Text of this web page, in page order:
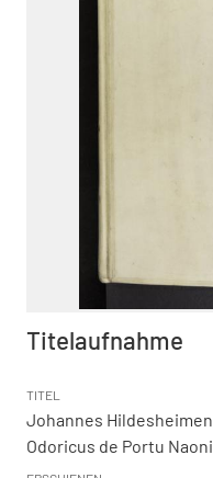
Titelaufnahme
TITEL
Johannes
Odoricus de Portu